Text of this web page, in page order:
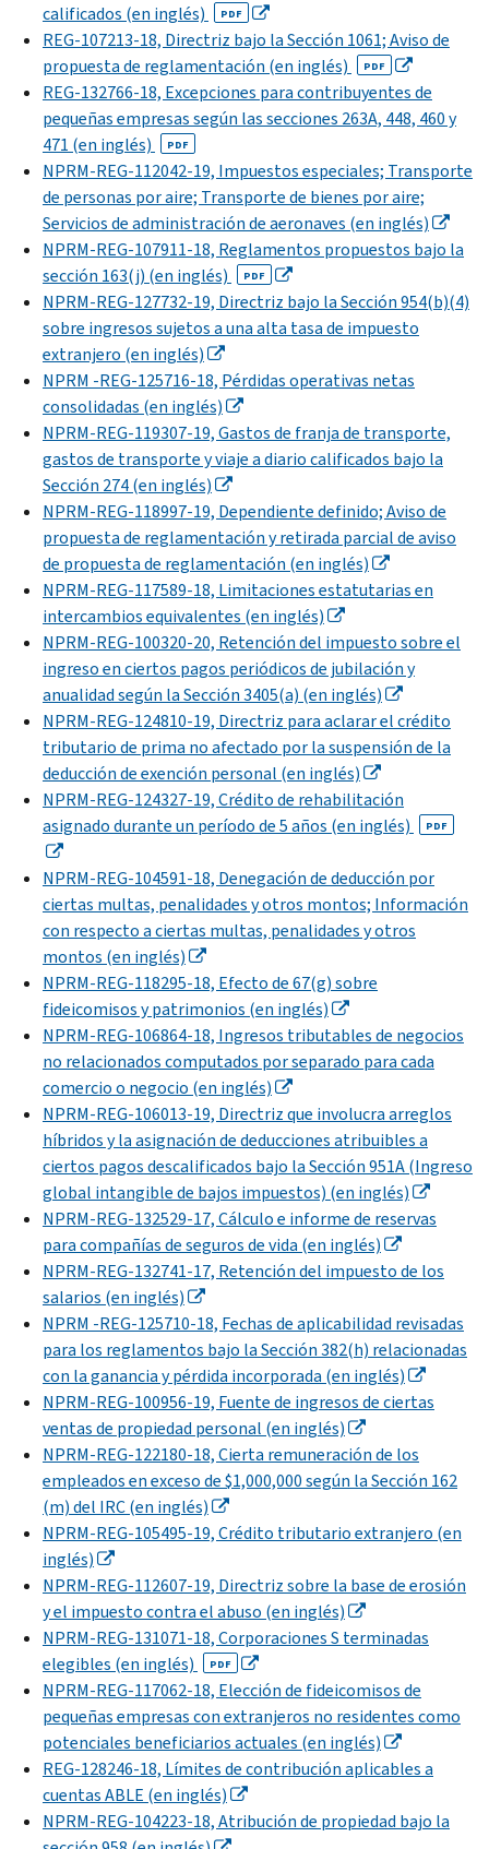
calificados (en inglés)
PDF
REG-107213-18, Directriz bajo la Sección 1061; Aviso de
propuesta de reglamentación (en inglés)
PDF
REG-132766-18, Excepciones para contribuyentes de
pequeñas empresas según las secciones 263A, 448, 460 y
471 (en inglés)
PDF
NPRM-REG-112042-19, Impuestos especiales; Transporte
de personas por aire; Transporte de bienes por aire;
Servicios de administración de aeronaves (en inglés)
NPRM-REG-107911-18, Reglamentos propuestos bajo la
sección 163(j) (en inglés)
PDF
NPRM-REG-127732-19, Directriz bajo la Sección 954(b)(4)
sobre ingresos sujetos a una alta tasa de impuesto
extranjero (en inglés)
NPRM -REG-125716-18, Pérdidas operativas netas
consolidadas (en inglés)
NPRM-REG-119307-19, Gastos de franja de transporte,
gastos de transporte y viaje a diario calificados bajo la
Sección 274 (en inglés)
NPRM-REG-118997-19, Dependiente definido; Aviso de
propuesta de reglamentación y retirada parcial de aviso
de propuesta de reglamentación (en inglés)
NPRM-REG-117589-18, Limitaciones estatutarias en
intercambios equivalentes (en inglés)
NPRM-REG-100320-20, Retención del impuesto sobre el
ingreso en ciertos pagos periódicos de jubilación y
anualidad según la Sección 3405(a) (en inglés)
NPRM-REG-124810-19, Directriz para aclarar el crédito
tributario de prima no afectado por la suspensión de la
deducción de exención personal (en inglés)
NPRM-REG-124327-19, Crédito de rehabilitación
asignado durante un período de 5 años (en inglés)
PDF
NPRM-REG-104591-18, Denegación de deducción por
ciertas multas, penalidades y otros montos; Información
con respecto a ciertas multas, penalidades y otros
montos (en inglés)
NPRM-REG-118295-18, Efecto de 67(g) sobre
fideicomisos y patrimonios (en inglés)
NPRM-REG-106864-18, Ingresos tributables de negocios
no relacionados computados por separado para cada
comercio o negocio (en inglés)
NPRM-REG-106013-19, Directriz que involucra arreglos
híbridos y la asignación de deducciones atribuibles a
ciertos pagos descalificados bajo la Sección 951A (Ingreso
global intangible de bajos impuestos) (en inglés)
NPRM-REG-132529-17, Cálculo e informe de reservas
para compañías de seguros de vida (en inglés)
NPRM-REG-132741-17, Retención del impuesto de los
salarios (en inglés)
NPRM -REG-125710-18, Fechas de aplicabilidad revisadas
para los reglamentos bajo la Sección 382(h) relacionadas
con la ganancia y pérdida incorporada (en inglés)
NPRM-REG-100956-19, Fuente de ingresos de ciertas
ventas de propiedad personal (en inglés)
NPRM-REG-122180-18, Cierta remuneración de los
empleados en exceso de $1,000,000 según la Sección 162
(m) del IRC (en inglés)
NPRM-REG-105495-19, Crédito tributario extranjero (en
inglés)
NPRM-REG-112607-19, Directriz sobre la base de erosión
y el impuesto contra el abuso (en inglés)
NPRM-REG-131071-18, Corporaciones S terminadas
elegibles (en inglés)
PDF
NPRM-REG-117062-18, Elección de fideicomisos de
pequeñas empresas con extranjeros no residentes como
potenciales beneficiarios actuales (en inglés)
REG-128246-18, Límites de contribución aplicables a
cuentas ABLE (en inglés)
NPRM-REG-104223-18, Atribución de propiedad bajo la